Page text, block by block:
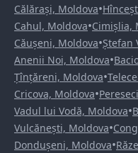
Călărași, Moldova•
Cahul, Moldova•Cimișlia,
Căușeni, Moldova•Ștefan
Anenii Noi, Moldova•
Țînțăreni, Moldova•
Cricova, Moldova•
Vadul lui Vodă, Moldova•
Vulcănești, Moldova•
Dondușeni, Moldova•